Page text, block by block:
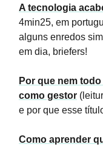
A tecnologia
4min25, em
alguns enredos
em dia, briefers!
Por que nem
como gestor
e por que esse
Como aprender